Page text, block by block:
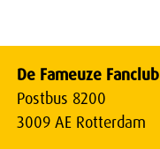
De Fameuze Fanclub
Postbus 8200
3009 AE Rotterdam